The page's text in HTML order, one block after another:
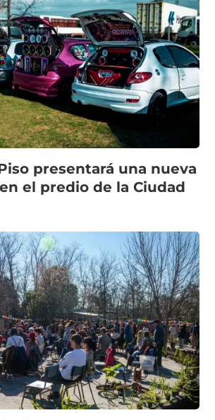
presentará una nueva
el predio de la Ciudad